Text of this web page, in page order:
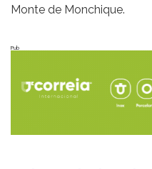
Monte de Monchique.
Pub